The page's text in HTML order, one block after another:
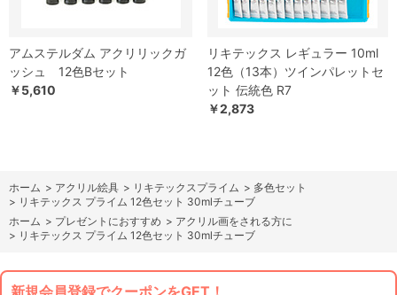
アムステルダム アクリリックガ
ッシュ 12色Bセット
￥5,610
リキテックス レギュラー 10ml
12色（13本）ツインパレットセ
ット 伝統色 R7
￥2,873
ホーム > アクリル絵具 > リキテックスプライム > 多色セット
> リキテックス プライム 12色セット 30mlチューブ
ホーム > プレゼントにおすすめ > アクリル画をされる方に
> リキテックス プライム 12色セット 30mlチューブ